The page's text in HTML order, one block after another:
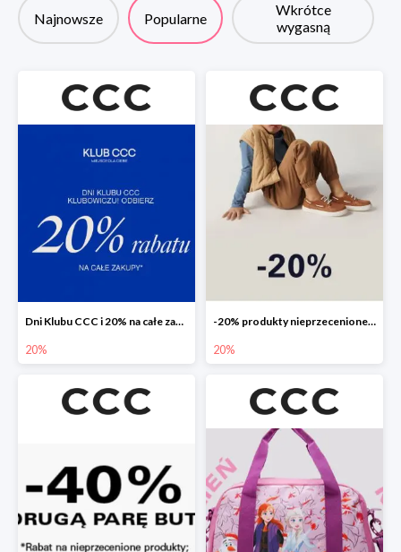
Najnowsze Popularne
Wkrótce
wygasną
Dni Klubu CCC i 20% na całe zakupy
20%
-20% produkty nieprzecenione 🌼🌷
20%